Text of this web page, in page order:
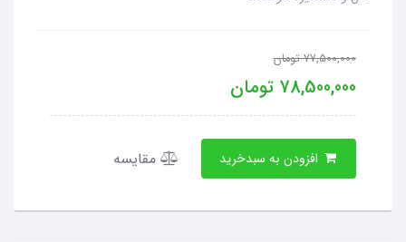
77,500,000تومان
78,500,000 تومان
مقایسه